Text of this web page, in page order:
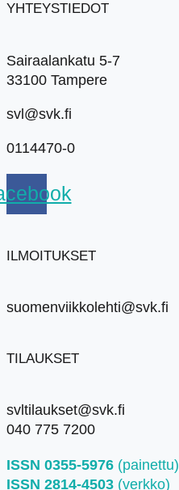
YHTEYSTIEDOT
Sairaalankatu 5-7
33100 Tampere
svl@svk.fi
0114470-0
ILMOITUKSET
suomenviikkolehti@svk.fi
TILAUKSET
svltilaukset@svk.fi
040 775 7200
ISSN 0355-5976 (painettu)
ISSN 2814-4503 (verkko)